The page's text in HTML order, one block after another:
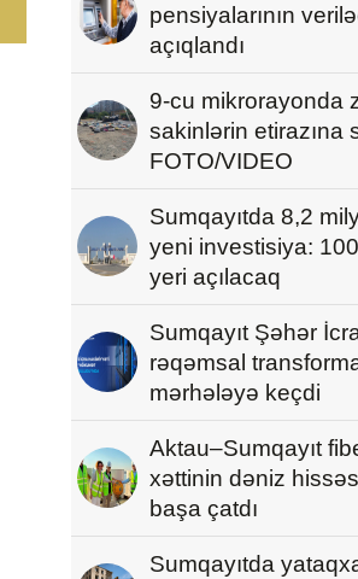
pensiyalarının
açıqlandı
9-cu mikrorayonda
sakinlərin etirazına
FOTO/VIDEO
Sumqayıtda 8,2
yeni investisiya:
yeri açılacaq
Sumqayıt Şəhər
rəqəmsal
mərhələyə keçdi
Aktau–Sumqayıt
xəttinin dəniz
başa çatdı
Sumqayıtda